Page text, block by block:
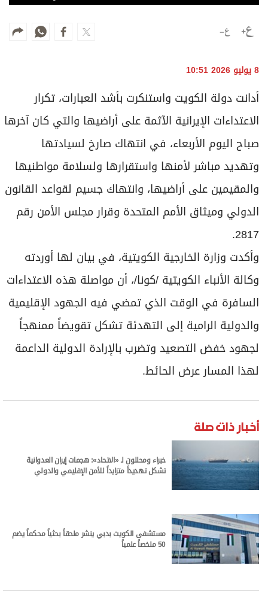
كاريكتير
برامج
عدد اليوم
مواقيت الصلاة
الأحوال الجوية
8 يوليو 2026 10:51
أدانت دولة الكويت واستنكرت بأشد العبارات، تكرار
الاعتداءات الإيرانية الآثمة على أراضيها والتي كان آخرها
صباح اليوم الأربعاء، في انتهاك صارخ لسيادتها
وتهديد مباشر لأمنها واستقرارها ولسلامة مواطنيها
والمقيمين على أراضيها، وانتهاك جسيم لقواعد القانون
الدولي وميثاق الأمم المتحدة وقرار مجلس الأمن رقم
2817.
وأكدت وزارة الخارجية الكويتية، في بيان لها أوردته
وكالة الأنباء الكويتية /كونا/، أن مواصلة هذه الاعتداءات
السافرة في الوقت الذي تمضي فيه الجهود الإقليمية
والدولية الرامية إلى التهدئة تشكل تقويضاً ممنهجاً
لجهود خفض التصعيد وتضرب بالإرادة الدولية الداعمة
لهذا المسار عرض الحائط.
أخبار ذات صلة
خبراء ومحللون لـ «الاتحاد»: هجمات إيران العدوانية
تشكل تهديداً متزايداً للأمن الإقليمي والدولي
مستشفى الكويت بدبي ينشر ملحقاً بحثياً محكماً يضم
50 ملخصاً علمياً